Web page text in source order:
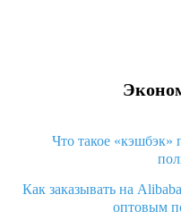
Что такое
Как заказывать на
оптовым